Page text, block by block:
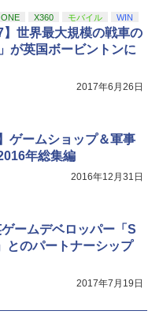
X360 モバイル WIN
】世界最大規模の戦車の
が英国ボービントンに
2017年6月26日
ゲームショップ＆軍事
年総集編
2016年12月31日
ームデベロッパー「S
とのパートナーシップ
2017年7月19日